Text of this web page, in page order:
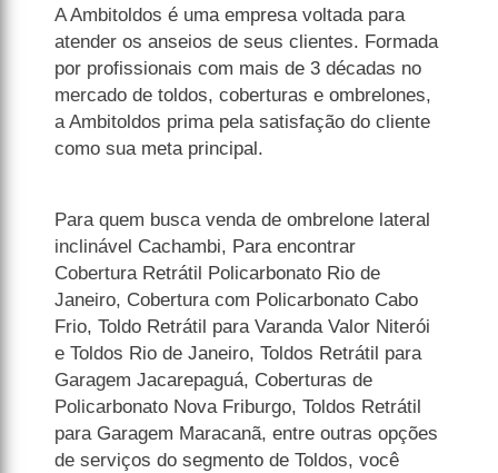
A Ambitoldos é uma empresa voltada para
atender os anseios de seus clientes. Formada
por profissionais com mais de 3 décadas no
mercado de toldos, coberturas e ombrelones,
a Ambitoldos prima pela satisfação do cliente
como sua meta principal.
Para quem busca venda de ombrelone lateral
inclinável Cachambi, Para encontrar
Cobertura Retrátil Policarbonato Rio de
Janeiro, Cobertura com Policarbonato Cabo
Frio, Toldo Retrátil para Varanda Valor Niterói
e Toldos Rio de Janeiro, Toldos Retrátil para
Garagem Jacarepaguá, Coberturas de
Policarbonato Nova Friburgo, Toldos Retrátil
para Garagem Maracanã, entre outras opções
de serviços do segmento de Toldos, você